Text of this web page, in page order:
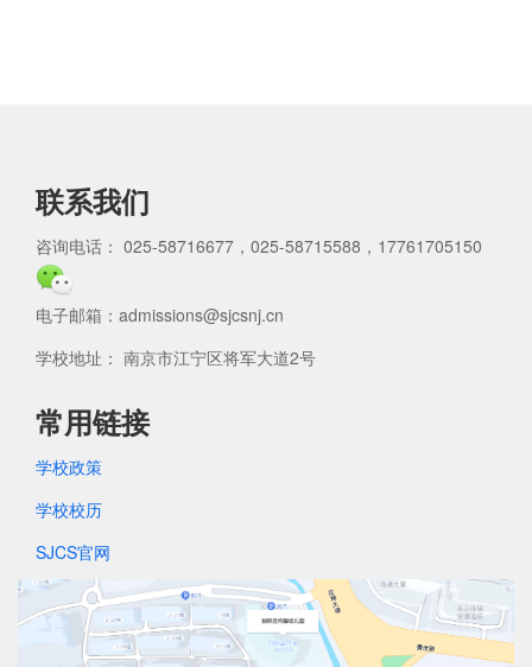
联系我们
咨询电话： 025-58716677，025-58715588，17761705150
电子邮箱：admissions@sjcsnj.cn
学校地址： 南京市江宁区将军大道2号
常用链接
学校政策
学校校历
SJCS官网